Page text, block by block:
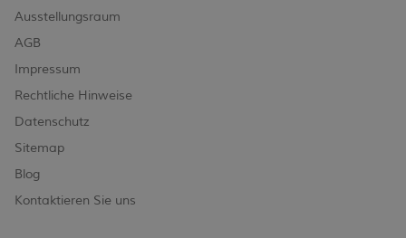
Ausstellungsraum
AGB
Impressum
Rechtliche Hinweise
Datenschutz
Sitemap
Blog
Kontaktieren Sie uns